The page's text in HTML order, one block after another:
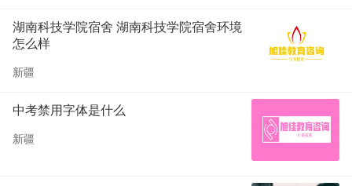
湖南科技学院宿舍 湖南科技学院宿舍环境
怎么样
新疆
中考禁用字体是什么
新疆